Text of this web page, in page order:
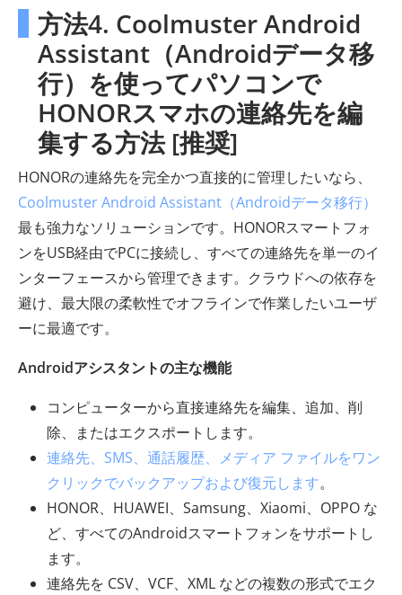
方法4. Coolmuster Android
Assistant（Androidデータ移
行）を使ってパソコンで
HONORスマホの連絡先を編
集する方法 [推奨]
HONORの連絡先を完全かつ直接的に管理したいなら、
Coolmuster Android Assistant（Androidデータ移行）
最も強力なソリューションです。HONORスマートフォ
ンをUSB経由でPCに接続し、すべての連絡先を単一のイ
ンターフェースから管理できます。クラウドへの依存を
避け、最大限の柔軟性でオフラインで作業したいユーザ
ーに最適です。
Androidアシスタントの主な機能
コンピューターから直接連絡先を編集、追加、削
除、またはエクスポートします。
連絡先、SMS、通話履歴、メディア ファイルをワン
クリックでバックアップおよび復元します。
HONOR、HUAWEI、Samsung、Xiaomi、OPPO な
ど、すべてのAndroidスマートフォンをサポートし
ます。
連絡先を CSV、VCF、XML などの複数の形式でエク